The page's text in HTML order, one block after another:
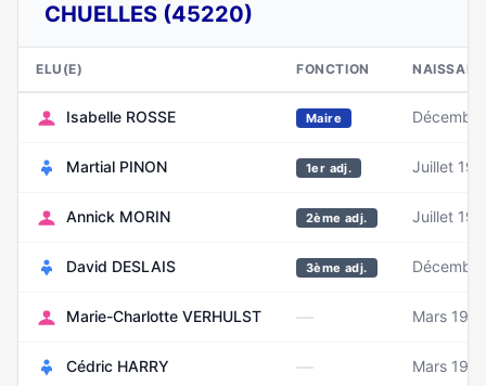
CHUELLES (45220)
ELU(E) FONCTION
Isabelle ROSSE Maire
Martial PINON 1er adj. Juillet
Annick MORIN 2ème adj. Juillet
David DESLAIS 3ème adj.
Marie-Charlotte VERHULST — Mars
Cédric HARRY — Mars